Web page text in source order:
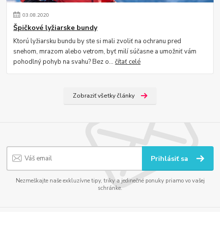
03.08.2020
Špičkové lyžiarske bundy
Ktorú lyžiarsku bundu by ste si mali zvoliť na ochranu pred
snehom, mrazom alebo vetrom, byť milí súčasne a umožniť vám
pohodlný pohyb na svahu? Bez o...čítať celé
Zobraziť všetky články
Prihlásiť sa
Nezmeškajte naše exkluzívne tipy, triky a jedinečné ponuky priamo vo vašej
schránke.